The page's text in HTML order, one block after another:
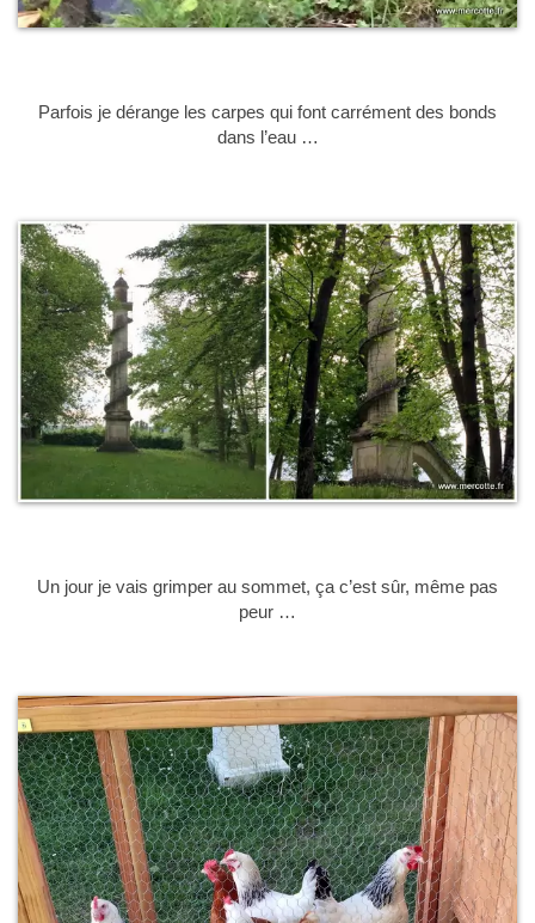
Parfois je dérange les carpes qui font carrément des bonds
dans l’eau …
Un jour je vais grimper au sommet, ça c’est sûr, même pas
peur …